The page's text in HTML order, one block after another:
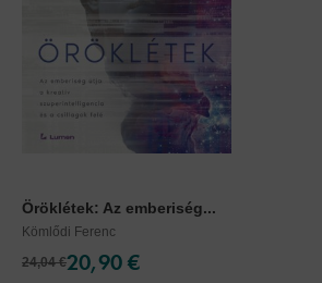
Öröklétek: Az emberiség...
Kömlődi Ferenc
24,04 €20,90 €